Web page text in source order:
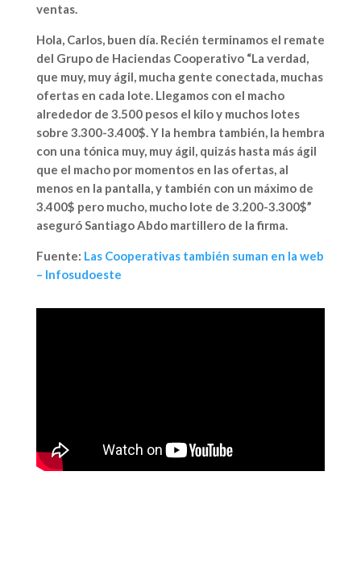
ventas.
Hola, Carlos, buen día. Recién terminamos el remate
del Grupo de Haciendas Cooperativo “La verdad,
que muy, muy ágil, mucha gente conectada, muchas
ofertas en cada lote. Llegamos con el macho
alrededor de 3.500 pesos el kilo y muchos lotes
sobre 3.300-3.400$. Y la hembra también, la hembra
con una tónica muy, muy ágil, quizás hasta más ágil
que el macho por momentos en las ofertas, al
menos en la pantalla, y también con un máximo de
3.400$ pero mucho, mucho lote de 3.200-3.300$”
aseguró Santiago Abdo martillero de la firma.
Fuente: Las Cooperativas también suman en la web
– Infosudoeste